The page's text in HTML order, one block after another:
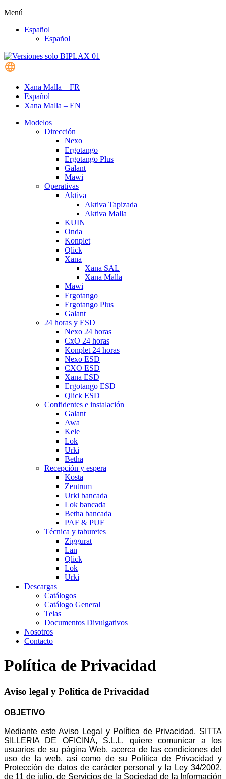
Menú
Español
Español
Xana Malla – FR
Español
Xana Malla – EN
Modelos
Dirección
Nexo
Ergotango
Ergotango Plus
Galant
Mawi
Operativas
Aktiva
Aktiva Tapizada
Aktiva Malla
KUIN
Onda
Konplet
Qlick
Xana
Xana SAL
Xana Malla
Mawi
Ergotango
Ergotango Plus
Galant
24 horas y ESD
Nexo 24 horas
CxO 24 horas
Konplet 24 horas
Nexo ESD
CXO ESD
Xana ESD
Ergotango ESD
Qlick ESD
Confidentes e instalación
Galant
Awa
Kele
Lok
Urki
Betha
Recepción y espera
Kosta
Zentrum
Urki bancada
Lok bancada
Betha bancada
PAF & PUF
Técnica y taburetes
Ziggurat
Lan
Qlick
Lok
Urki
Descargas
Catálogos
Catálogo General
Telas
Documentos Divulgativos
Nosotros
Contacto
Política de Privacidad
Aviso legal y Política de Privacidad
OBJETIVO
Mediante este Aviso Legal y Política de Privacidad, SITTA
SILLERIA DE OFICINA, S.L.L. quiere comunicar a los
usuarios de su página Web, acerca de las condiciones del
uso de la web, así como de su Política de Privacidad y
Protección de datos de carácter personal y la Ley 34/2002,
de 11 de julio, de Servicios de la Sociedad de la Información